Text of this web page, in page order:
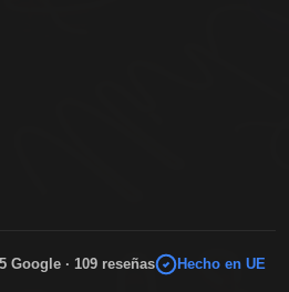
Google · 109 reseñas Hecho en UE